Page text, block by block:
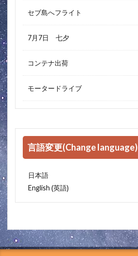
セブ島へフライト
7月7日 七夕
コンテナ出荷
モータードライブ
言語変更(Change language)
日本語
English (英語)